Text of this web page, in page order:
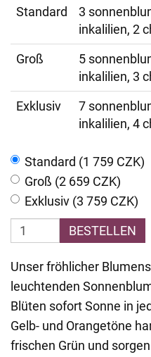
Standard
3
inkalilien, 2
Groß
5
inkalilien, 3
Exklusiv
7
inkalilien, 4
Standard (1 759 CZK)
Groß (2 659 CZK)
Exklusiv (3 759 CZK)
BESTELLEN
Unser fröhlicher
leuchtenden
Blüten sofort Sonne in
Gelb- und Orangetöne
frischen Grün und